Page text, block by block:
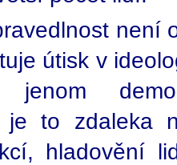
není
útisk v
jenom
je to zdaleka
hladovění